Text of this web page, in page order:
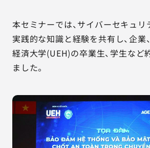
サービス詳細資料 見
※その他のご連絡は03-
本セミナーでは、サイバーセキュ
実践的な知識と経験を共有し、企業
経済大学(UEH)の卒業生、学生など
ました。